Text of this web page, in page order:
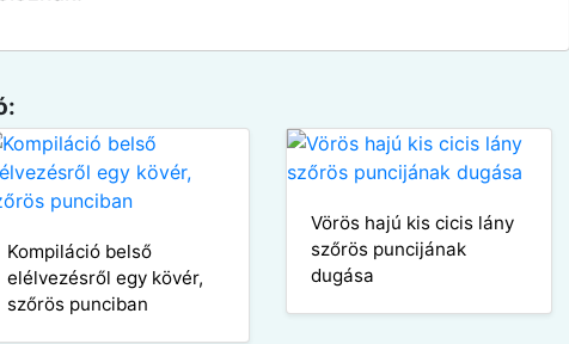
Kompiláció belső
elélvezésről egy kövér,
szőrös punciban
Vörös hajú kis cicis lány
szőrös puncijának
dugása